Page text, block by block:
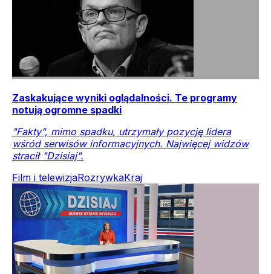
Zaskakujące wyniki oglądalności. Te programy
notują ogromne spadki
"Fakty", mimo spadku, utrzymały pozycję lidera
wśród serwisów informacyjnych. Najwięcej widzów
stracił "Dzisiaj".
Film i telewizjaRozrywkaKraj